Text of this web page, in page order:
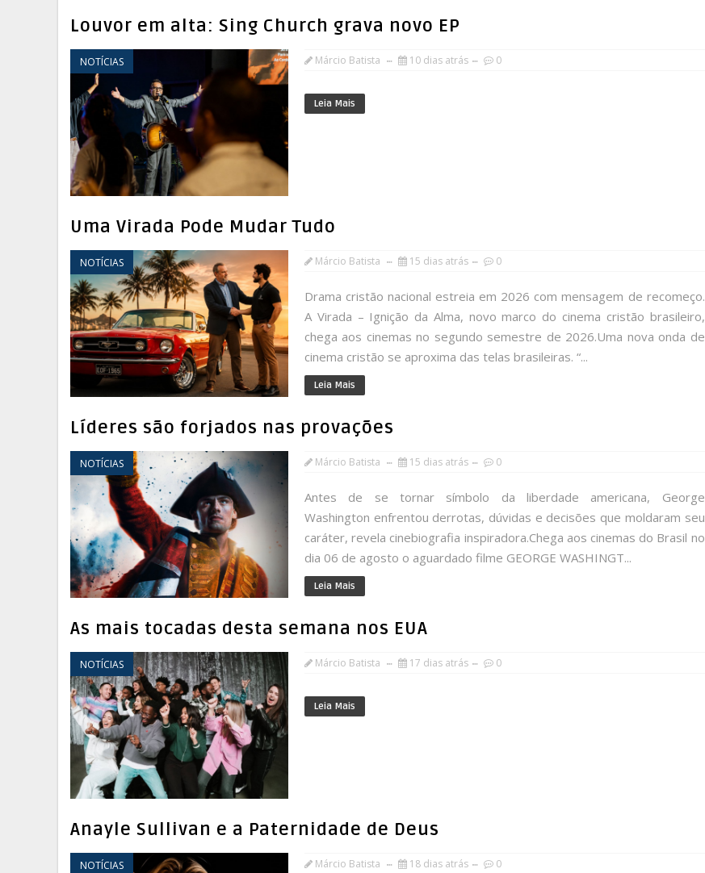
Louvor em alta: Sing Church grava novo EP
NOTÍCIAS Márcio Batista 10 dias atrás 0
Leia Mais
Uma Virada Pode Mudar Tudo
NOTÍCIAS Márcio Batista 15 dias atrás 0
Drama cristão nacional estreia em 2026 com mensagem de recomeço.
A Virada – Ignição da Alma, novo marco do cinema cristão brasileiro,
chega aos cinemas no segundo semestre de 2026.Uma nova onda de
cinema cristão se aproxima das telas brasileiras. “...
Leia Mais
Líderes são forjados nas provações
NOTÍCIAS Márcio Batista 15 dias atrás 0
Antes de se tornar símbolo da liberdade americana, George
Washington enfrentou derrotas, dúvidas e decisões que moldaram seu
caráter, revela cinebiografia inspiradora.Chega aos cinemas do Brasil no
dia 06 de agosto o aguardado filme GEORGE WASHINGT...
Leia Mais
As mais tocadas desta semana nos EUA
NOTÍCIAS Márcio Batista 17 dias atrás 0
Leia Mais
Anayle Sullivan e a Paternidade de Deus
NOTÍCIAS Márcio Batista 18 dias atrás 0